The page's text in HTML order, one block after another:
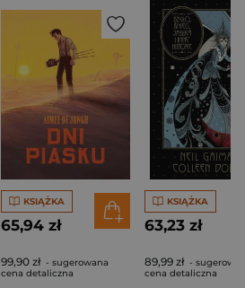
KSIĄŻKA
65,94 zł
99,90 zł - sugerowana
cena detaliczna
KSIĄŻKA
63,23 zł
89,99 zł -
cena detaliczna